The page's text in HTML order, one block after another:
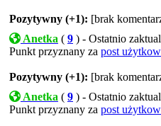
Pozytywny (+1): [brak
Anetka ( 9 ) - Ostatnio
Punkt przyznany za post
Pozytywny (+1): [brak
Anetka ( 9 ) - Ostatnio
Punkt przyznany za post